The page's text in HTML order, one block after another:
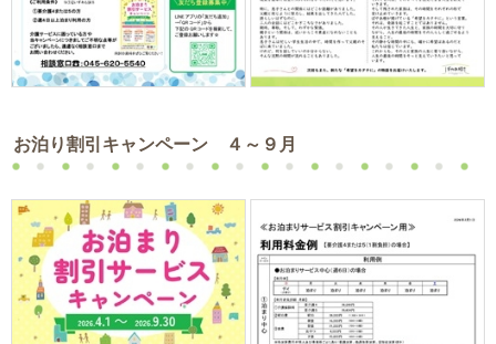
お泊り割引キャンペーン ４～９月